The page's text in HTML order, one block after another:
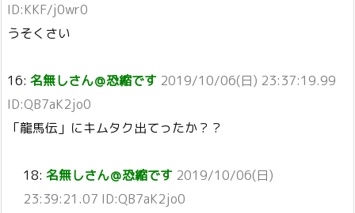
ID:KKF/j0wr0
うそくさい
16: 名無しさん＠恐縮です 2019/10/06(日) 23:37:19.99
ID:QB7aK2jo0
「龍馬伝」にキムタク出てったか？？
18: 名無しさん＠恐縮です 2019/10/06(日)
23:39:21.07 ID:QB7aK2jo0